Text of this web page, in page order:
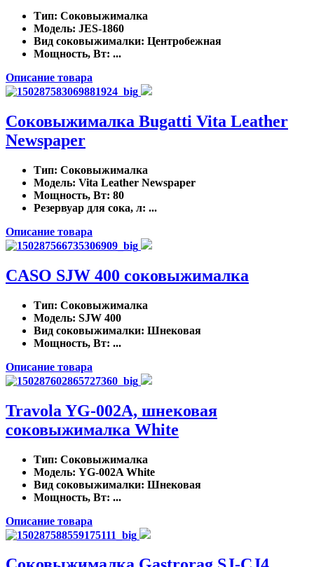
Тип: Соковыжималка
Модель: JES-1860
Вид соковыжималки: Центробежная
Мощность, Вт: ...
Описание товара
Соковыжималка Bugatti Vita Leather
Newspaper
Тип: Соковыжималка
Модель: Vita Leather Newspaper
Мощность, Вт: 80
Резервуар для сока, л: ...
Описание товара
CASO SJW 400 соковыжималка
Тип: Соковыжималка
Модель: SJW 400
Вид соковыжималки: Шнековая
Мощность, Вт: ...
Описание товара
Travola YG-002A, шнековая
соковыжималка White
Тип: Соковыжималка
Модель: YG-002A White
Вид соковыжималки: Шнековая
Мощность, Вт: ...
Описание товара